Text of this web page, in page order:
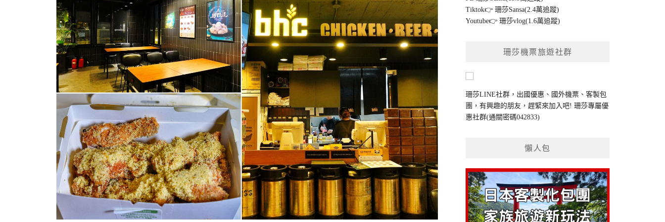
Tiktok👉珊莎Sansa(2.4萬追蹤)
Youtube👉珊莎vlog(1.6萬追蹤)
珊莎機票旅遊社群
珊莎LINE社群，出國優惠、國外機票、客製包
團，有興趣的朋友，趕緊來加入吧!珊莎專屬優
惠社群(通關密碼042833)
懶人包